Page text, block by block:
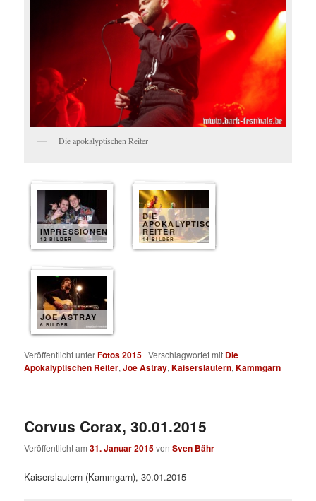
Die apokalyptischen Reiter
IMPRESSIONEN
12 BILDER
DIE
APOKALYPTISCHEN
REITER
14 BILDER
JOE ASTRAY
6 BILDER
Veröffentlicht unterFotos 2015 |Verschlagwortet mit Die
Apokalyptischen Reiter,Joe Astray,Kaiserslautern,Kammgarn
Corvus Corax, 30.01.2015
Veröffentlicht am31. Januar 2015vonSven Bähr
Kaiserslautern (Kammgarn), 30.01.2015